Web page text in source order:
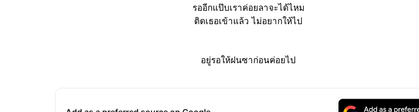
รออีกแป๊บเราค่อยลาจะได้ไหม
ติดเธอเข้าแล้ว ไม่อยากให้ไป
อยู่รอให้ฝนซาก่อนค่อยไป